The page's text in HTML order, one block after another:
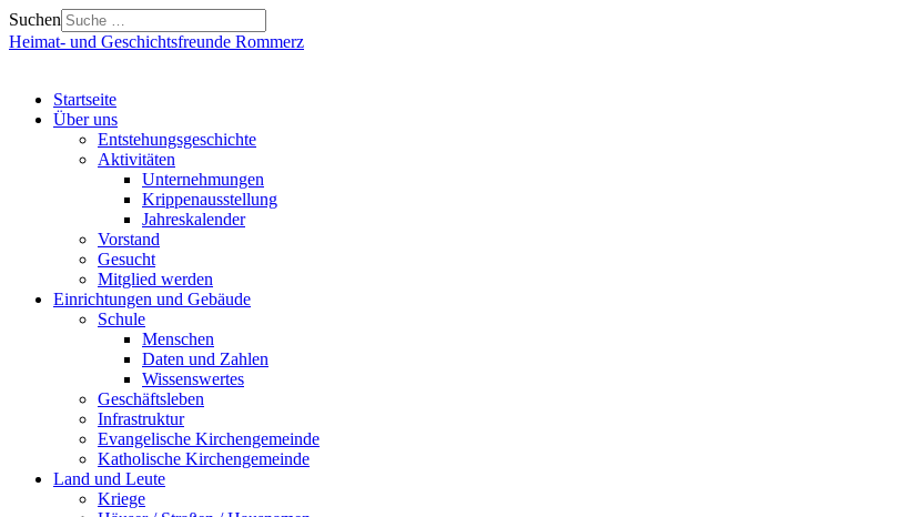
Suchen
Heimat- und Geschichtsfreunde Rommerz
Startseite
Über uns
Entstehungsgeschichte
Aktivitäten
Unternehmungen
Krippenausstellung
Jahreskalender
Vorstand
Gesucht
Mitglied werden
Einrichtungen und Gebäude
Schule
Menschen
Daten und Zahlen
Wissenswertes
Geschäftsleben
Infrastruktur
Evangelische Kirchengemeinde
Katholische Kirchengemeinde
Land und Leute
Kriege